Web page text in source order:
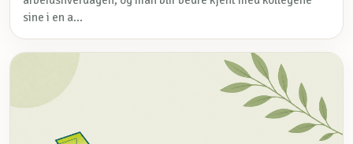
sine i en a...